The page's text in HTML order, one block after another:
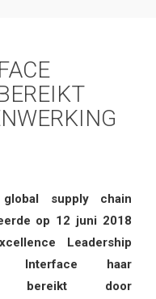
supply chain
op 12 juni 2018
Leadership
Interface haar
bereikt door